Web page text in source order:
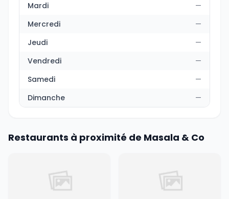
Mardi
—
Mercredi
—
Jeudi
—
Vendredi
—
Samedi
—
Dimanche
—
Restaurants à proximité de Masala & Co